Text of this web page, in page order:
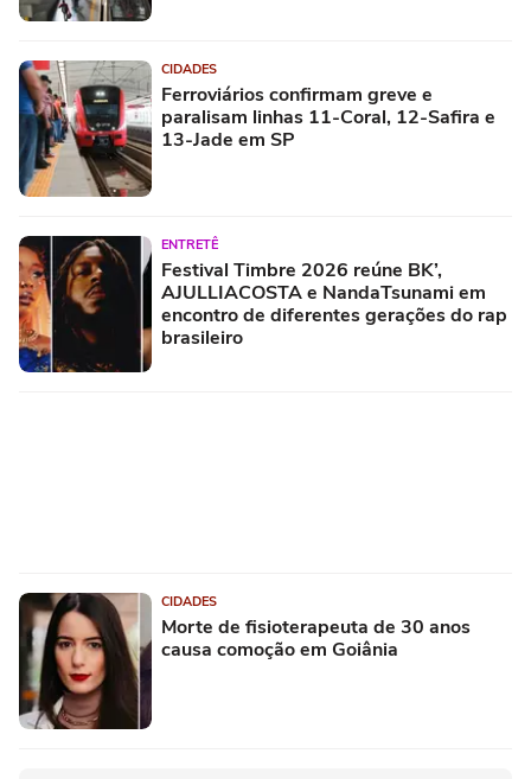
CIDADES
Ferroviários confirmam greve e
paralisam linhas 11-Coral, 12-Safira e
13-Jade em SP
ENTRETÊ
Festival Timbre 2026 reúne BK’,
AJULLIACOSTA e NandaTsunami em
encontro de diferentes gerações do rap
brasileiro
CIDADES
Morte de fisioterapeuta de 30 anos
causa comoção em Goiânia